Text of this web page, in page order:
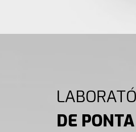
DE PONTA